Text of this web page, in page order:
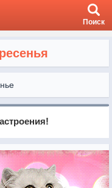
Поиск